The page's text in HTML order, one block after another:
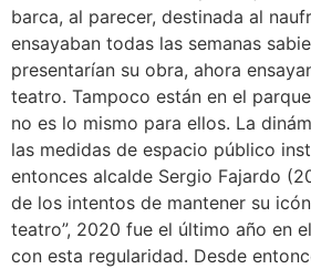
barca, al parecer, destinada al
ensayaban todas las semanas
presentarían su obra, ahora
teatro. Tampoco están en el
no es lo mismo para ellos. La
las medidas de espacio público
entonces alcalde Sergio Fajardo
de los intentos de mantener su
teatro”, 2020 fue el último año en
con esta regularidad. Desde